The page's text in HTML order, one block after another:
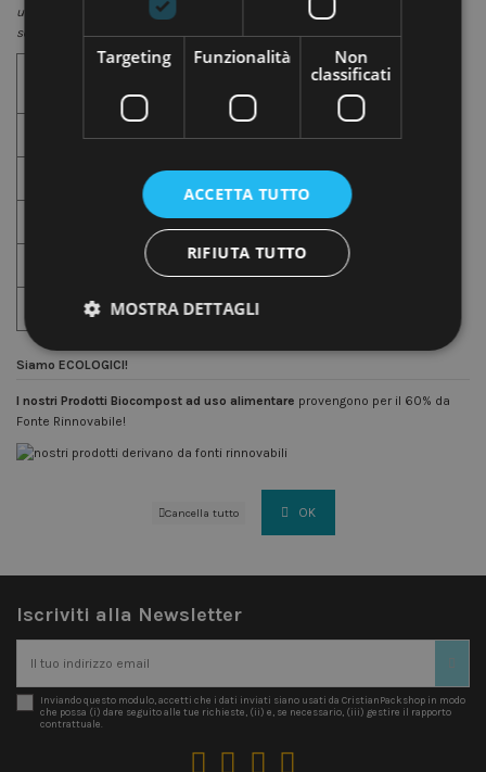
utensili destinati a venire in contatto con le sostanze alimentari o con
sostanze d'uso personale.
Abbigliamento
Lavanderia
Autofficina
Industria
Siamo ECOLOGICI!
I nostri Prodotti Biocompost ad uso alimentare provengono per il 60% da
Fonte Rinnovabile!
Cancella tutto OK
Iscriviti alla Newsletter
Inviando questo modulo, accetti che i dati inviati siano usati da CristianPackshop in modo
che possa (i) dare seguito alle tue richieste, (ii) e, se necessario, (iii) gestire il rapporto
contrattuale.
Targeting Funzionalità
Non
classificati
ACCETTA TUTTO
RIFIUTA TUTTO
MOSTRA DETTAGLI